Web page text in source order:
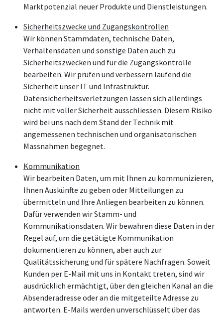
Marktpotenzial neuer Produkte und Dienstleistungen.
Sicherheitszwecke und Zugangskontrollen
Wir können Stammdaten, technische Daten,
Verhaltensdaten und sonstige Daten auch zu
Sicherheitszwecken und für die Zugangskontrolle
bearbeiten. Wir prüfen und verbessern laufend die
Sicherheit unser IT und Infrastruktur.
Datensicherheitsverletzungen lassen sich allerdings
nicht mit voller Sicherheit ausschliessen. Diesem Risiko
wird bei uns nach dem Stand der Technik mit
angemessenen technischen und organisatorischen
Massnahmen begegnet.
Kommunikation
Wir bearbeiten Daten, um mit Ihnen zu kommunizieren,
Ihnen Auskünfte zu geben oder Mitteilungen zu
übermitteln und Ihre Anliegen bearbeiten zu können.
Dafür verwenden wir Stamm- und
Kommunikationsdaten. Wir bewahren diese Daten in der
Regel auf, um die getätigte Kommunikation
dokumentieren zu können, aber auch zur
Qualitätssicherung und für spätere Nachfragen. Soweit
Kunden per E-Mail mit uns in Kontakt treten, sind wir
ausdrücklich ermächtigt, über den gleichen Kanal an die
Absenderadresse oder an die mitgeteilte Adresse zu
antworten. E-Mails werden unverschlüsselt über das